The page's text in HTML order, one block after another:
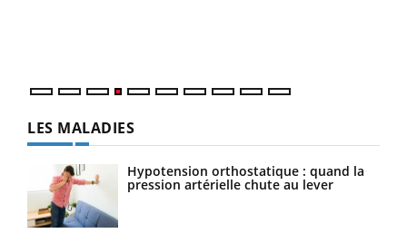
LES MALADIES
Hypotension orthostatique : quand la
pression artérielle chute au lever